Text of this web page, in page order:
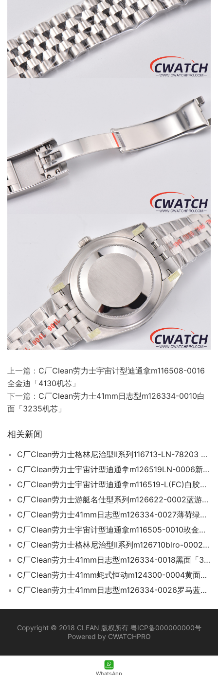
上一篇： C厂Clean劳力士宇宙计型迪通拿m116508-0016
全金迪「4130机芯」
下一篇： C厂Clean劳力士41mm日志型m126334-0010白
面「3235机芯」
相关新闻
C厂Clean劳力士格林尼治型II系列116713-LN-78203 间金款
C厂Clean劳力士宇宙计型迪通拿m126519LN-0006新灰胶迪「4131机芯」
C厂Clean劳力士宇宙计型迪通拿m116519-L(FC)白胶迪「4130机芯」
C厂Clean劳力士游艇名仕型系列m126622-0002蓝游艇40mm
C厂Clean劳力士41mm日志型m126334-0027薄荷绿「3235机芯」
C厂Clean劳力士宇宙计型迪通拿m116505-0010玫金迪「4130机芯」
C厂Clean劳力士格林尼治型II系列m126710blro-0002 可乐圈
C厂Clean劳力士41mm日志型m126334-0018黑面「3235机芯」
C厂Clean劳力士41mm蚝式恒动m124300-0004黄面「3230机芯」
C厂Clean劳力士41mm日志型m126334-0026罗马蓝盘「3235机芯」
Copyright © 2018 CLEAN 版权所有 粤ICP备000000000号
Powered by CWATCHPRO
WhatsApp